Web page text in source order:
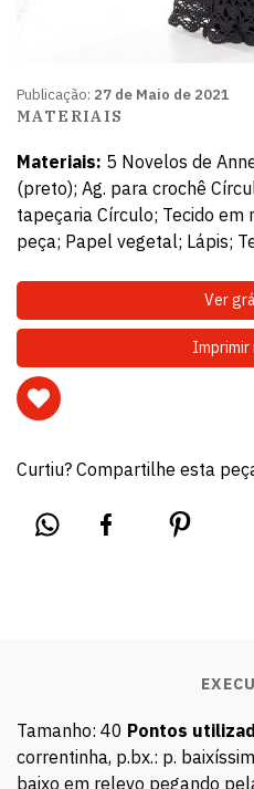
Publicação: 27 de Maio de 2021
MATERIAIS
Materiais: 5 Novelos de
(preto); Ag. para crochê
tapeçaria Círculo; Tecido
peça; Papel vegetal; Lápis;
Ver
Curtiu? Compartilhe esta
Tamanho: 40 Pontos
correntinha, p.bx.: p.
baixo em relevo pegando